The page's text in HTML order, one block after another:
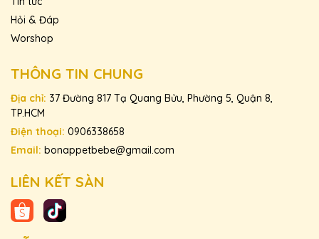
Hỏi & Đáp
Worshop
THÔNG TIN CHUNG
Địa chỉ: 37 Đường 817 Tạ Quang Bửu, Phường 5, Quận 8,
TP.HCM
Điện thoại: 0906338658
Email: bonappetbebe@gmail.com
LIÊN KẾT SÀN